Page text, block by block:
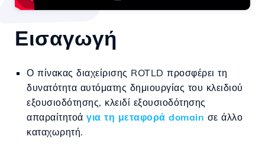
Εισαγωγή
Ο πίνακας διαχείρισης ROTLD προσφέρει τη
δυνατότητα αυτόματης δημιουργίας του κλειδιού
εξουσιοδότησης, κλειδί εξουσιοδότησης
απαραίτητοά για τη μεταφορά domain σε άλλο
καταχωρητή.